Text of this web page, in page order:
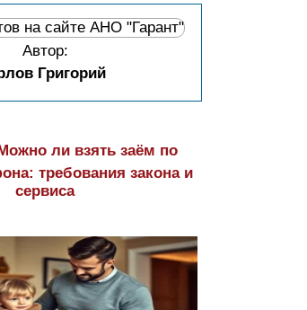
Автор:
Григорий
ли взять заём по
требования закона и
сервиса